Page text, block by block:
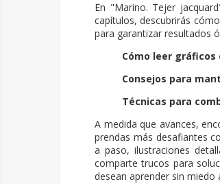
En "Marino. Tejer
capítulos, descubrirás
para garantizar resultados
Cómo leer gráficos
Consejos para
Técnicas para
A medida que avances,
prendas más desafiantes
a paso, ilustraciones
comparte trucos para
desean aprender sin miedo